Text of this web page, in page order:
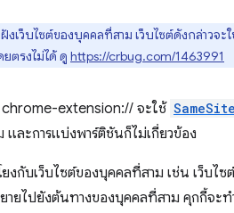
งเว็บไซต์ของบุคคลที่สาม เว็บไซต์ดังกล่าวจ
ตรงไม่ได้ ดู https://crbug.com/1463991
extension:// จะใช้
และการแบ่งพาร์ติชันก็ไม่เกี่ยวข้อง
งกับเว็บไซต์ของบุคคลที่สาม เช่น เว็บ
ายไปยังต้นทางของบุคคลที่สาม คุกกี้จ